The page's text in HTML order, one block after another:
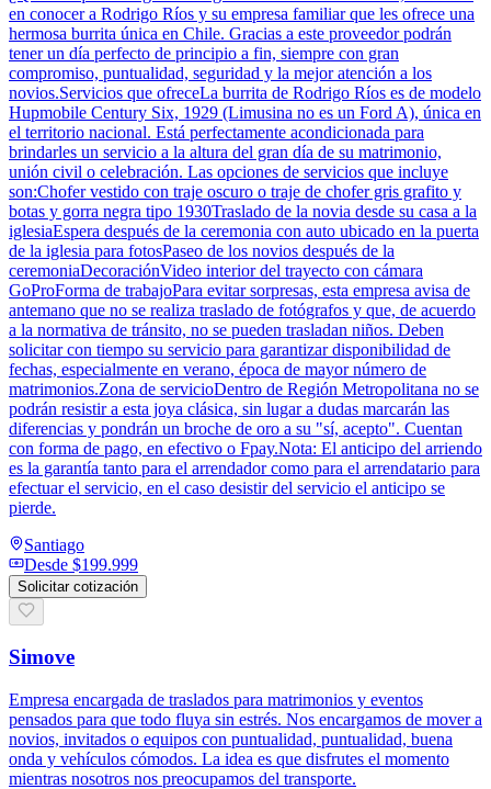
en conocer a Rodrigo Ríos y su empresa familiar que les ofrece una
hermosa burrita única en Chile. Gracias a este proveedor podrán
tener un día perfecto de principio a fin, siempre con gran
compromiso, puntualidad, seguridad y la mejor atención a los
novios.Servicios que ofreceLa burrita de Rodrigo Ríos es de modelo
Hupmobile Century Six, 1929 (Limusina no es un Ford A), única en
el territorio nacional. Está perfectamente acondicionada para
brindarles un servicio a la altura del gran día de su matrimonio,
unión civil o celebración. Las opciones de servicios que incluye
son:Chofer vestido con traje oscuro o traje de chofer gris grafito y
botas y gorra negra tipo 1930Traslado de la novia desde su casa a la
iglesiaEspera después de la ceremonia con auto ubicado en la puerta
de la iglesia para fotosPaseo de los novios después de la
ceremoniaDecoraciónVideo interior del trayecto con cámara
GoProForma de trabajoPara evitar sorpresas, esta empresa avisa de
antemano que no se realiza traslado de fotógrafos y que, de acuerdo
a la normativa de tránsito, no se pueden trasladan niños. Deben
solicitar con tiempo su servicio para garantizar disponibilidad de
fechas, especialmente en verano, época de mayor número de
matrimonios.Zona de servicioDentro de Región Metropolitana no se
podrán resistir a esta joya clásica, sin lugar a dudas marcarán las
diferencias y pondrán un broche de oro a su "sí, acepto". Cuentan
con forma de pago, en efectivo o Fpay.Nota: El anticipo del arriendo
es la garantía tanto para el arrendador como para el arrendatario para
efectuar el servicio, en el caso desistir del servicio el anticipo se
pierde.
Santiago
Desde $199.999
Solicitar cotización
Simove
Empresa encargada de traslados para matrimonios y eventos
pensados para que todo fluya sin estrés. Nos encargamos de mover a
novios, invitados o equipos con puntualidad, puntualidad, buena
onda y vehículos cómodos. La idea es que disfrutes el momento
mientras nosotros nos preocupamos del transporte.